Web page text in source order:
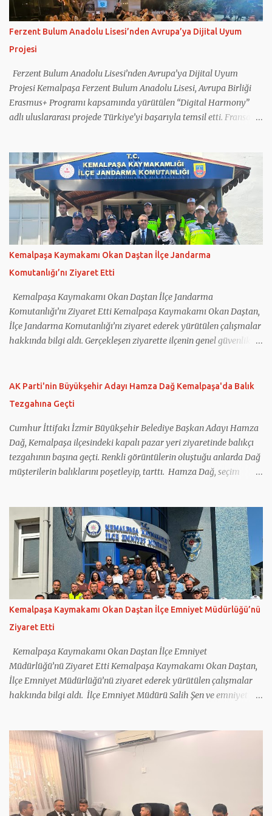
Ferzent Bulum Anadolu Lisesi’nden Avrupa’ya Dijital Uyum
Projesi
Ferzent Bulum Anadolu Lisesi’nden Avrupa’ya Dijital Uyum
Projesi Kemalpaşa Ferzent Bulum Anadolu Lisesi, Avrupa Birliği
Erasmus+ Programı kapsamında yürütülen “Digital Harmony”
adlı uluslararası projede Türkiye’yi başarıyla temsil etti. Fransa
kurumları katıldı. Projede gençlerin dijital okuryazarlık
becerilerinin geliştirilmesi, sosyal medyanın bilinçli kullanımı,
dijital güvenlik ve ruh sağlığı konularında farkındalık
oluşturulması hedeflendi. Çalışmalar kapsamında öğretmen ve
öğrencilerin kullanımına yönelik eğitim materyalleri
hazırlanırken, sağlıklı teknoloji kullanımını destekleyen Digital
Harmony App adlı mobil uygulama da geliştirildi. Projenin
internet sitesinin hazırlanması ve güncel tutulması görevini
üstlenen Kemalpaşa Ferzent Bulum Anadolu Lisesi, proje
sonuçlarını ilçede düzenlenen tanıtım toplantısında paylaştı.
Okulun projedeki çalışmaları, ö...
Kemalpaşa Kaymakamı Okan Daştan İlçe Jandarma
Komutanlığı’nı Ziyaret Etti
Kemalpaşa Kaymakamı Okan Daştan İlçe Jandarma
Komutanlığı’nı Ziyaret Etti Kemalpaşa Kaymakamı Okan Daştan,
İlçe Jandarma Komutanlığı’nı ziyaret ederek yürütülen çalışmalar
hakkında bilgi aldı. Gerçekleşen ziyarette ilçenin genel güvenlik
Mehmet Önder Ortoğlu, İlçe Jandarma Komutanlığı’nın
faaliyetleri hakkında Kaymakam Daştan’a bilgi verdi. Jandarma
vatandaşların huzur ve güvenliği için gece gündüz fedakârca
görev yapan tüm personele teşekkür ederek çalışmalarında
başarılar diledi.
AK Parti'nin Büyükşehir Adayı Hamza Dağ Kemalpaşa'da Balık
Tezgahına Geçti
Cumhur İttifakı İzmir Büyükşehir Belediye Başkan Adayı Hamza
Dağ, Kemalpaşa ilçesindeki kapalı pazar yeri ziyaretinde balıkçı
tezgahının başına geçti. Renkli görüntülerin oluştuğu anlarda Dağ
müşterilerin balıklarını poşetleyip, tarttı. Hamza Dağ, seçim
merkezini ziyaret etti. Daha sonra ilçenin işlek caddelerinde esnafı
ziyaret etti. Esnafla sohbet eden Dağ, onların taleplerini dinledi.
Daha sonra kapalı pazar yerini dolaşan Dağ, esnafa hayırlı ve bol
kazançlar diledi. Vatandaşların taleplerini de not alan Dağ,
çocuklarla da fotoğraf çektirdi. Hamza Dağ ve Cumhur İttifakı
Kemalpaşa Belediye Başkan Adayı Galip Atar, pazar yerindeki bir
balıkçıda tezgah başına geçti. Renkli görüntülere sahne olan
anlarda Hamza Dağ ve Galip Atar, müşterilere balık tarttı.
Kemalpaşa Ziraat Odası Başkanlığı’nı da ziyaret eden Dağ ve
beraberindekiler buradan sonra Erzurum ...
Kemalpaşa Kaymakamı Okan Daştan İlçe Emniyet Müdürlüğü’nü
Ziyaret Etti
Kemalpaşa Kaymakamı Okan Daştan İlçe Emniyet
Müdürlüğü’nü Ziyaret Etti Kemalpaşa Kaymakamı Okan Daştan,
İlçe Emniyet Müdürlüğü’nü ziyaret ederek yürütülen çalışmalar
hakkında bilgi aldı. İlçe Emniyet Müdürü Salih Şen ve emniyet
tek tek tanışan Daştan, polis ekiplerinin çalışma şartlarını yerinde
inceledi. İlçede asayiş, trafik güvenliği, olaylara müdahale
kapasitesi ve yürütülen projelere ilişkin Müdür Şen’den detaylı
bilgi alan Daştan, emniyet personeline özverili çalışmalarından
dolayı teşekkür etti. Kemalpaşa’nın huzur ve güven ortamının
korunmasında emniyet teşkilatının büyük bir rol üstlendiğini